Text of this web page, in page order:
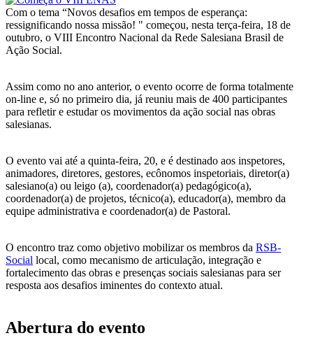
Com o tema “Novos desafios em tempos de esperança:
ressignificando nossa missão! " começou, nesta terça-feira, 18 de
outubro, o VIII Encontro Nacional da Rede Salesiana Brasil de
Ação Social.
Assim como no ano anterior, o evento ocorre de forma totalmente
on-line e, só no primeiro dia, já reuniu mais de 400 participantes
para refletir e estudar os movimentos da ação social nas obras
salesianas.
O evento vai até a quinta-feira, 20, e é destinado aos inspetores,
animadores, diretores, gestores, ecônomos inspetoriais, diretor(a)
salesiano(a) ou leigo (a), coordenador(a) pedagógico(a),
coordenador(a) de projetos, técnico(a), educador(a), membro da
equipe administrativa e coordenador(a) de Pastoral.
O encontro traz como objetivo mobilizar os membros da RSB-
Social local, como mecanismo de articulação, integração e
fortalecimento das obras e presenças sociais salesianas para ser
resposta aos desafios iminentes do contexto atual.
Abertura do evento